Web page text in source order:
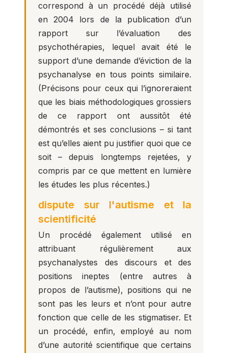
correspond à un procédé déjà utilisé
en 2004 lors de la publication d’un
rapport sur l’évaluation des
psychothérapies, lequel avait été le
support d’une demande d’éviction de la
psychanalyse en tous points similaire.
(Précisons pour ceux qui l’ignoreraient
que les biais méthodologiques grossiers
de ce rapport ont aussitôt été
démontrés et ses conclusions – si tant
est qu’elles aient pu justifier quoi que ce
soit – depuis longtemps rejetées, y
compris par ce que mettent en lumière
les études les plus récentes.)
dispute sur l'autisme et la
scientificité
Un procédé également utilisé en
attribuant régulièrement aux
psychanalystes des discours et des
positions ineptes (entre autres à
propos de l’autisme), positions qui ne
sont pas les leurs et n’ont pour autre
fonction que celle de les stigmatiser. Et
un procédé, enfin, employé au nom
d’une autorité scientifique que certains